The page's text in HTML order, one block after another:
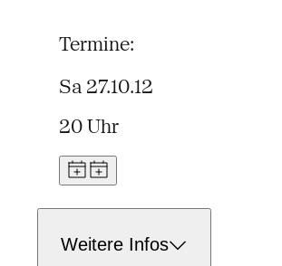
Termine:
Sa 27.10.12
20 Uhr
Weitere Infos